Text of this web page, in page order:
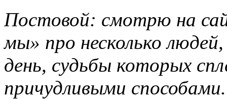
Постовой: смотрю на
мы» про несколько
день, судьбы которых
причудливыми